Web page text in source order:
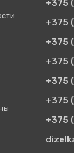
+375
+375
+375
+375
+375
+375
+375